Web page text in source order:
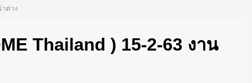
ต่าง
Thailand ) 15-2-63 งาน